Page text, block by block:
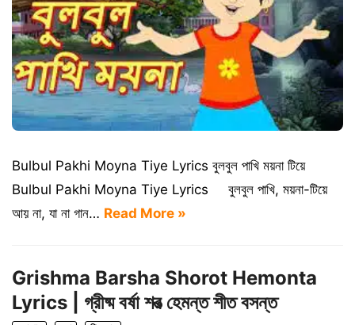
Bulbul Pakhi Moyna Tiye Lyrics বুলবুল পাখি ময়না টিয়ে
Bulbul Pakhi Moyna Tiye Lyrics বুলবুল পাখি, ময়না-টিয়ে
আয় না, যা না গান… Read More »
Grishma Barsha Shorot Hemonta
Lyrics | গ্রীষ্ম বর্ষা শরত্‍ হেমন্ত শীত বসন্ত